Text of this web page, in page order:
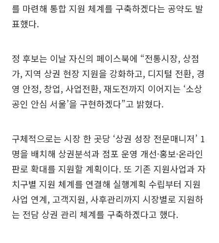
를 마련해 통합 지원 체계를 구축하겠다는 공약도 발
표했다.
정 후보는 이날 자신의 페이스북에 “전통시장, 상점
가, 지역 상권 현장 지원을 강화하고, 디지털 전환, 경
영 안정, 창업, 사업전환, 재도전까지 이어지는 ‘소상
공인 안심 서울’을 구현하겠다”고 밝혔다.
구체적으로는 시장 한 곳당 ‘상권 성장 전문매니저’ 1
명을 배치해 상권분석과 점포 운영 개선·홍보·온라인
판로 확대를 지원할 계획이다. 또 기존 지원사업과 자
치구별 지원 체계를 연결해 실행계획 수립부터 지원
사업 연계, 고객지원, 사후관리까지 시장별로 지원하
는 전담 상권 관리 체계를 구축하겠다고 했다.